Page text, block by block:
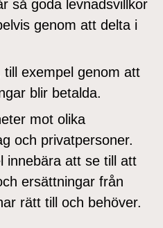
så goda levnadsvillkor
genom att delta i
exempel genom att
blir betalda.
mot olika
och privatpersoner.
innebära att se till att
ersättningar från
rätt till och behöver.